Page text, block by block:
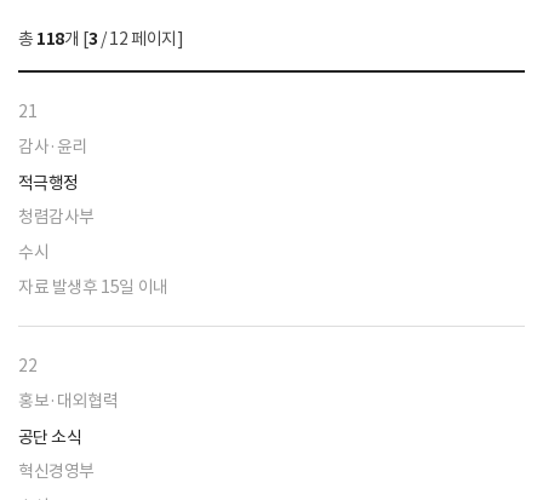
선
택
총 118개 [3 / 12 페이지]
21
감사·윤리
적극행정
청렴감사부
수시
자료 발생후 15일 이내
22
홍보·대외협력
공단 소식
혁신경영부